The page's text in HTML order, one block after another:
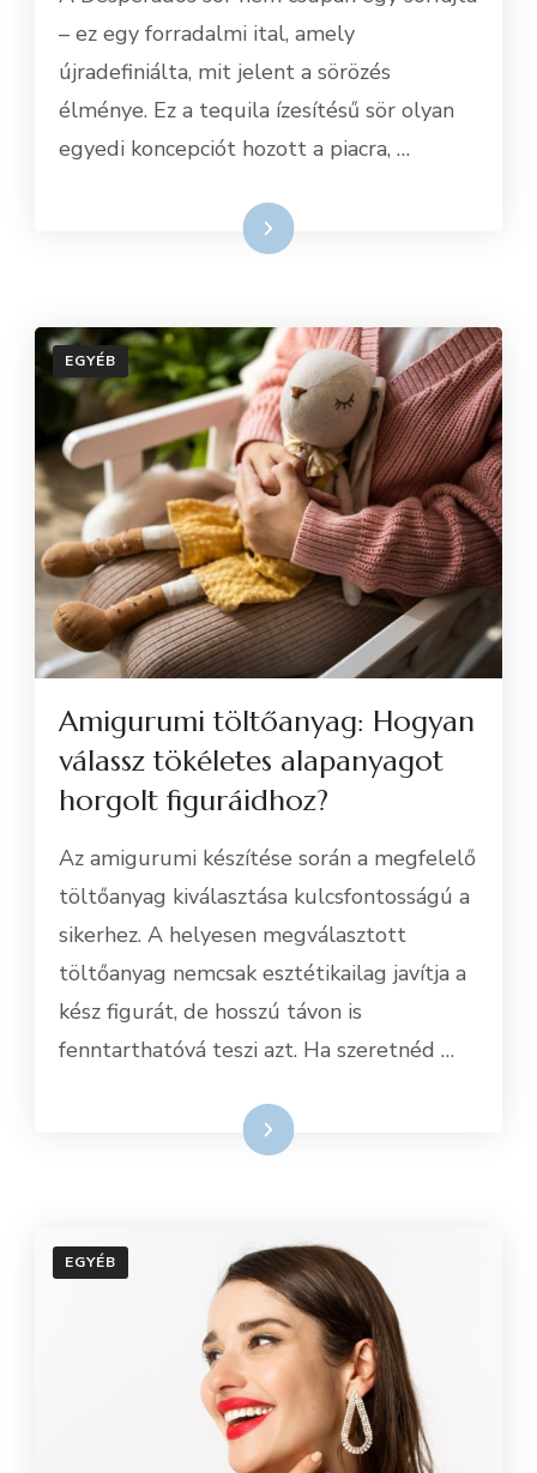
– ez egy forradalmi ital, amely
újradefiniálta, mit jelent a sörözés
élménye. Ez a tequila ízesítésű sör olyan
egyedi koncepciót hozott a piacra, …
Tovább
EGYÉB
Amigurumi töltőanyag: Hogyan
válassz tökéletes alapanyagot
horgolt figuráidhoz?
Az amigurumi készítése során a megfelelő
töltőanyag kiválasztása kulcsfontosságú a
sikerhez. A helyesen megválasztott
töltőanyag nemcsak esztétikailag javítja a
kész figurát, de hosszú távon is
fenntarthatóvá teszi azt. Ha szeretnéd …
Tovább
EGYÉB